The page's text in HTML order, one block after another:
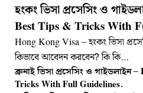
হংকং ভিসা প্রসেসিং ও
Best Tips & Tricks With
Hong Kong Visa – হংকং ভিসা
কিভাবে আবেদন করবেন? কি কি…
ব্রুনাই ভিসা প্রসেসিং ও
Tricks With Full Guidelines.